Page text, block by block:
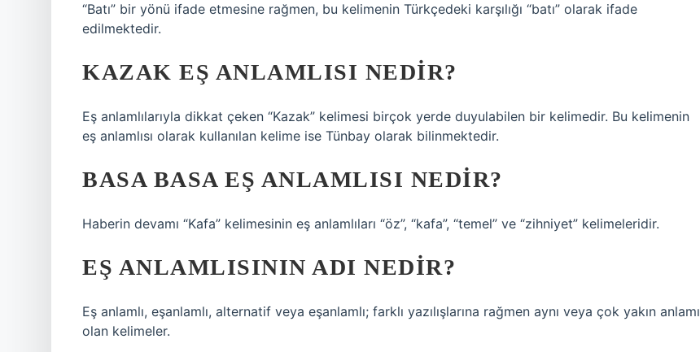
“Batı” bir yönü ifade etmesine rağmen, bu kelimenin Türkçedeki karşılığı “batı” olarak ifade
edilmektedir.
KAZAK EŞ ANLAMLISI NEDIR?
Eş anlamlılarıyla dikkat çeken “Kazak” kelimesi birçok yerde duyulabilen bir kelimedir. Bu kelimenin
eş anlamlısı olarak kullanılan kelime ise Tünbay olarak bilinmektedir.
BASA BASA EŞ ANLAMLISI NEDIR?
Haberin devamı “Kafa” kelimesinin eş anlamlıları “öz”, “kafa”, “temel” ve “zihniyet” kelimeleridir.
EŞ ANLAMLISININ ADI NEDIR?
Eş anlamlı, eşanlamlı, alternatif veya eşanlamlı; farklı yazılışlarına rağmen aynı veya çok yakın anlamı
olan kelimeler.